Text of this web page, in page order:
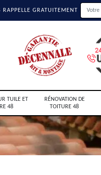
RAPPELLE GRATUITEMENT
TUILE ET
48
RÉNOVATION DE
TOITURE 48